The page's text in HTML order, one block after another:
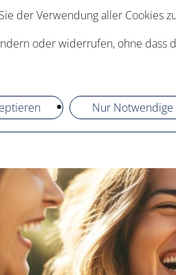
der Verwendung aller Cookies
oder widerrufen, ohne
Nur